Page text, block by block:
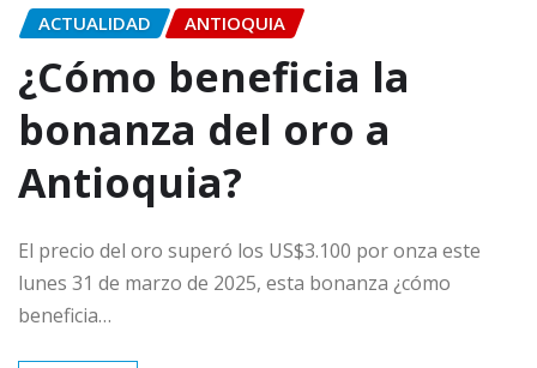
ACTUALIDAD ANTIOQUIA
¿Cómo beneficia la
bonanza del oro a
Antioquia?
El precio del oro superó los US$3.100 por onza este
lunes 31 de marzo de 2025, esta bonanza ¿cómo
beneficia…